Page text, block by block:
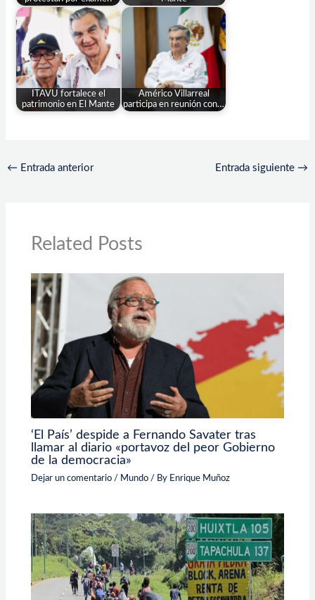
ITAVU fortalece el
patrimonio en El Mante
Américo Villarreal
participa en reunión con…
← Entrada anterior Entrada siguiente →
Related Posts
‘El País’ despide a Fernando Savater tras
llamar al diario «portavoz del peor Gobierno
de la democracia»
Dejar un comentario / Mundo / By Enrique Muñoz